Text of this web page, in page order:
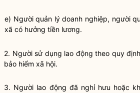
e) Người quản lý doanh nghiệp, người
xã có hưởng tiền lương.
2. Người sử dụng lao động theo quy
bảo hiểm xã hội.
3. Người lao động đã nghỉ hưu hoặc